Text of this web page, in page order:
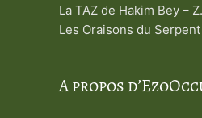
La TAZ de Hakim Bey –
Les Oraisons du
A propos